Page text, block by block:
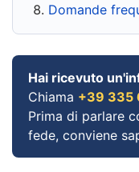
Domande
Hai ricevuto
Chiama +39 335
Prima di parlare
fede, conviene